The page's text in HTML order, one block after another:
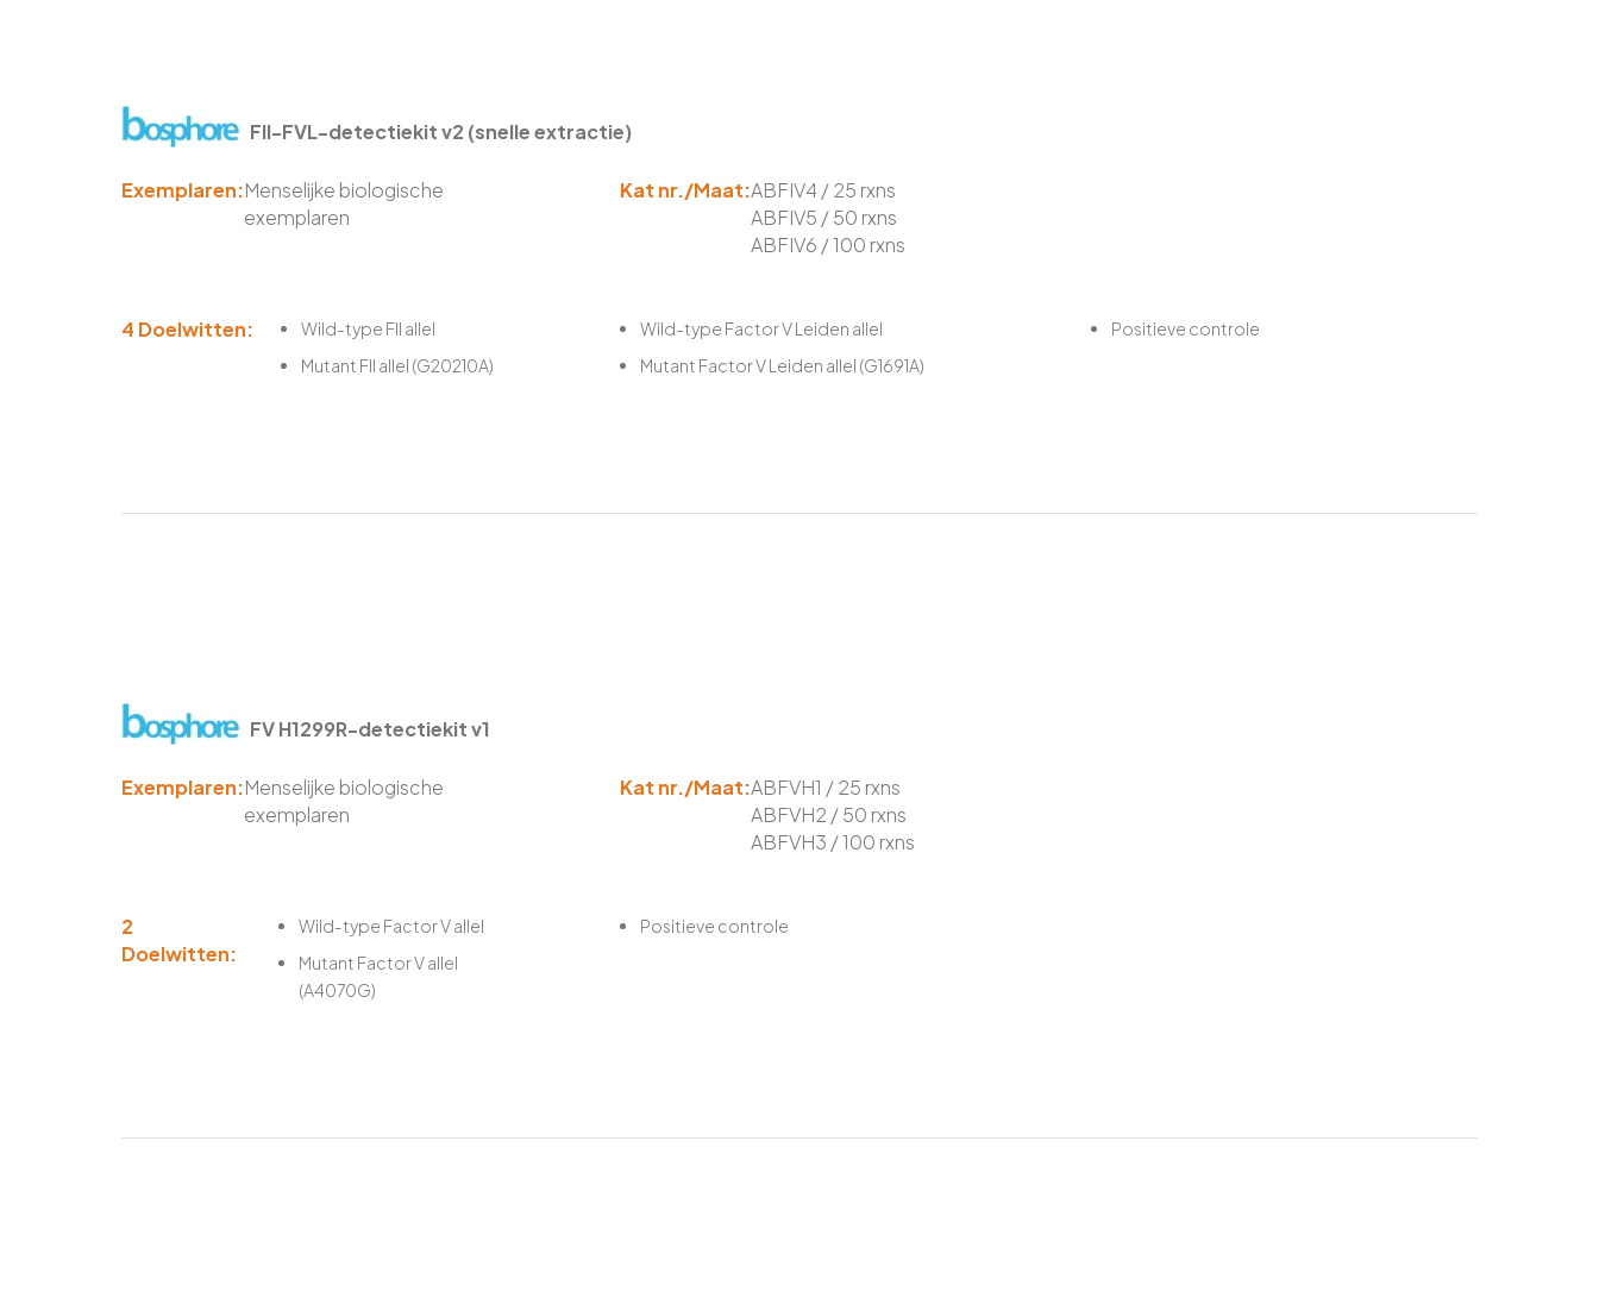
FII-FVL-detectiekit v2 (snelle extractie)
Exemplaren:Menselijke biologische
exemplaren
Kat nr./Maat:ABFIV4 / 25 rxns
ABFIV5 / 50 rxns
ABFIV6 / 100 rxns
4 Doelwitten:
Wild-type FII allel
Mutant FII allel (G20210A)
Wild-type Factor V Leiden allel
Mutant Factor V Leiden allel (G1691A)
Positieve controle
FV H1299R-detectiekit v1
Exemplaren:Menselijke biologische
exemplaren
Kat nr./Maat:ABFVH1 / 25 rxns
ABFVH2 / 50 rxns
ABFVH3 / 100 rxns
2
Doelwitten:
Wild-type Factor V allel
Mutant Factor V allel
(A4070G)
Positieve controle